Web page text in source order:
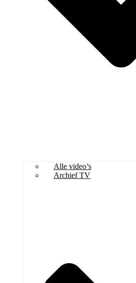
Alle video’s
Archief TV